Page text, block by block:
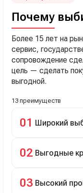
Почему
Более 15 лет на
сервис,
сопровождение
цель — сделать
выгодной.
13 преимуществ
01 Широкий
подержанные
02 Выгодные
рассрочка 0% на
03 Высокий